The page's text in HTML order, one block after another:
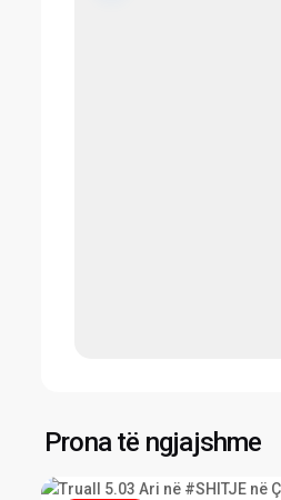
Prona të ngjajshme
Çagllavicë
Prishtinë